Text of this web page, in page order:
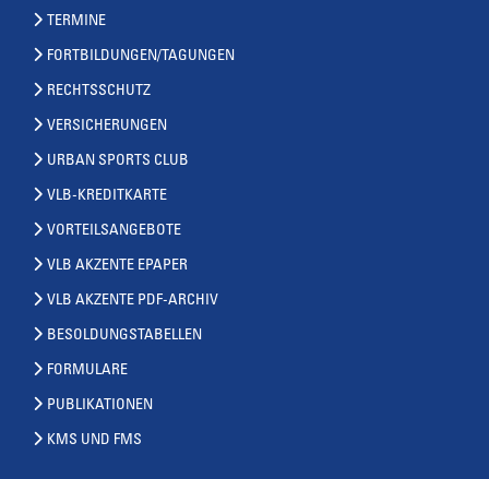
TERMINE
FORTBILDUNGEN/TAGUNGEN
RECHTSSCHUTZ
VERSICHERUNGEN
URBAN SPORTS CLUB
VLB-KREDITKARTE
VORTEILSANGEBOTE
VLB AKZENTE EPAPER
VLB AKZENTE PDF-ARCHIV
BESOLDUNGSTABELLEN
FORMULARE
PUBLIKATIONEN
KMS UND FMS